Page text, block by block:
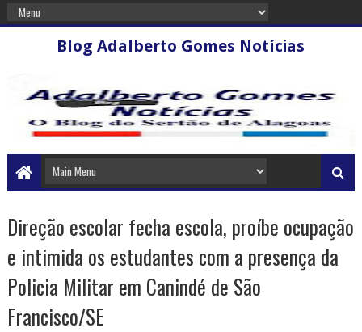
Blog Adalberto Gomes Notícias
Direção escolar fecha escola, proíbe ocupação
e intimida os estudantes com a presença da
Policia Militar em Canindé de São
Francisco/SE